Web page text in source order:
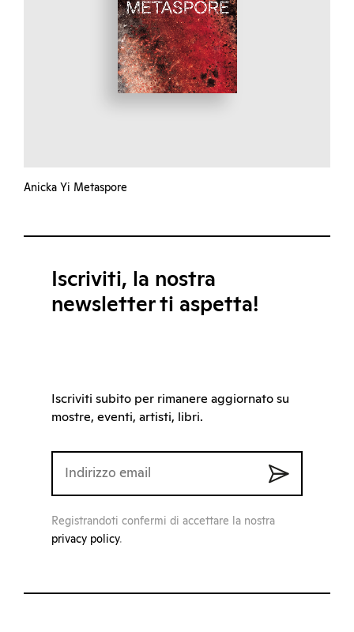
Anicka Yi Metaspore
Iscriviti, la nostra
newsletter ti aspetta!
Iscriviti subito per rimanere aggiornato su
mostre, eventi, artisti, libri.
Registrandoti confermi di accettare la nostra
privacy policy.